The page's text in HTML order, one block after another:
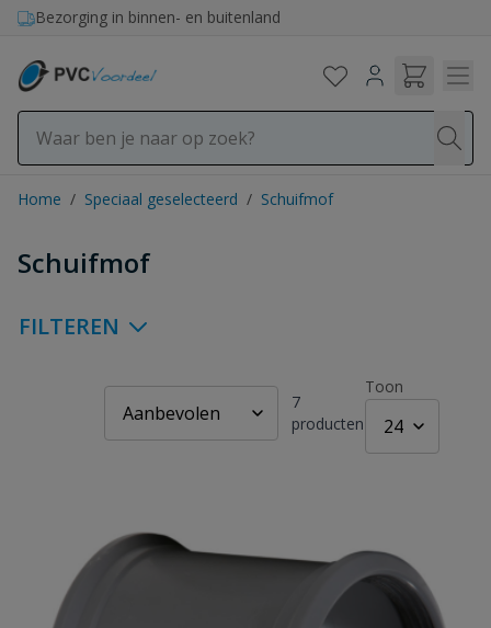
Ga naar de inhoud
Bezorging in binnen- en buitenland
Home / Speciaal geselecteerd / Schuifmof
Schuifmof
FILTEREN
7
producten
Toon